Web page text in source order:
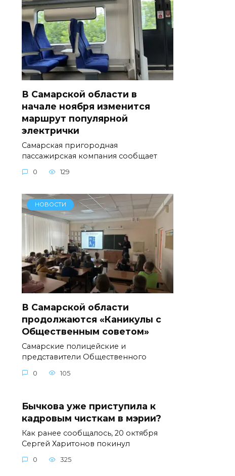
В Самарской области в
начале ноября изменится
маршрут популярной
электрички
Самарская пригородная
пассажирская компания сообщает
0 129
НОВОСТИ
В Самарской области
продолжаются «Каникулы с
Общественным советом»
Самарские полицейские и
представители Общественного
0 105
Бычкова уже приступила к
кадровым чисткам в мэрии?
Как ранее сообщалось, 20 октября
Сергей Харитонов покинул
0 325